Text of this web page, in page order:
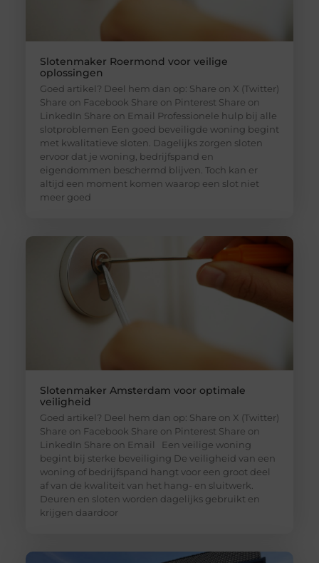
Slotenmaker Roermond voor veilige
oplossingen
Goed artikel? Deel hem dan op: Share on X (Twitter)
Share on Facebook Share on Pinterest Share on
LinkedIn Share on Email Professionele hulp bij alle
slotproblemen Een goed beveiligde woning begint
met kwalitatieve sloten. Dagelijks zorgen sloten
ervoor dat je woning, bedrijfspand en
eigendommen beschermd blijven. Toch kan er
altijd een moment komen waarop een slot niet
meer goed
Slotenmaker Amsterdam voor optimale
veiligheid
Goed artikel? Deel hem dan op: Share on X (Twitter)
Share on Facebook Share on Pinterest Share on
LinkedIn Share on Email Een veilige woning
begint bij sterke beveiliging De veiligheid van een
woning of bedrijfspand hangt voor een groot deel
af van de kwaliteit van het hang- en sluitwerk.
Deuren en sloten worden dagelijks gebruikt en
krijgen daardoor